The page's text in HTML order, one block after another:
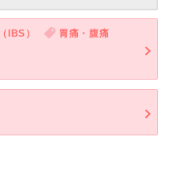
IBS）
胃痛・腹痛